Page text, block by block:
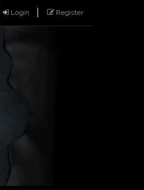
Login Register